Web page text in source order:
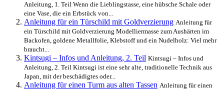
Anleitung, 1. Teil Wenn die Lieblingstasse, eine hübsche Schale oder
eine Vase, die ein Erbstück von...
Anleitung für ein Türschild mit Goldverzierung Anleitung für
ein Türschild mit Goldverzierung Modelliermasse zum Aushärten im
Backofen, goldene Metallfolie, Klebstoff und ein Nudelholz: Viel mehr
braucht...
Kintsugi – Infos und Anleitung, 2. Teil Kintsugi – Infos und
Anleitung, 2. Teil Kintsugi ist eine sehr alte, traditionelle Technik aus
Japan, mit der beschädigtes oder...
Anleitung für einen Turm aus alten Tassen Anleitung für einen